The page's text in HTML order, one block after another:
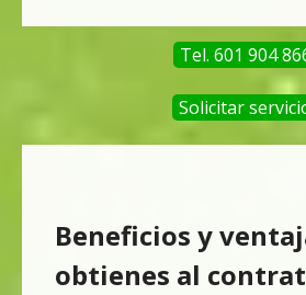
Tel. 601 904
Solicitar
Beneficios y
obtienes al